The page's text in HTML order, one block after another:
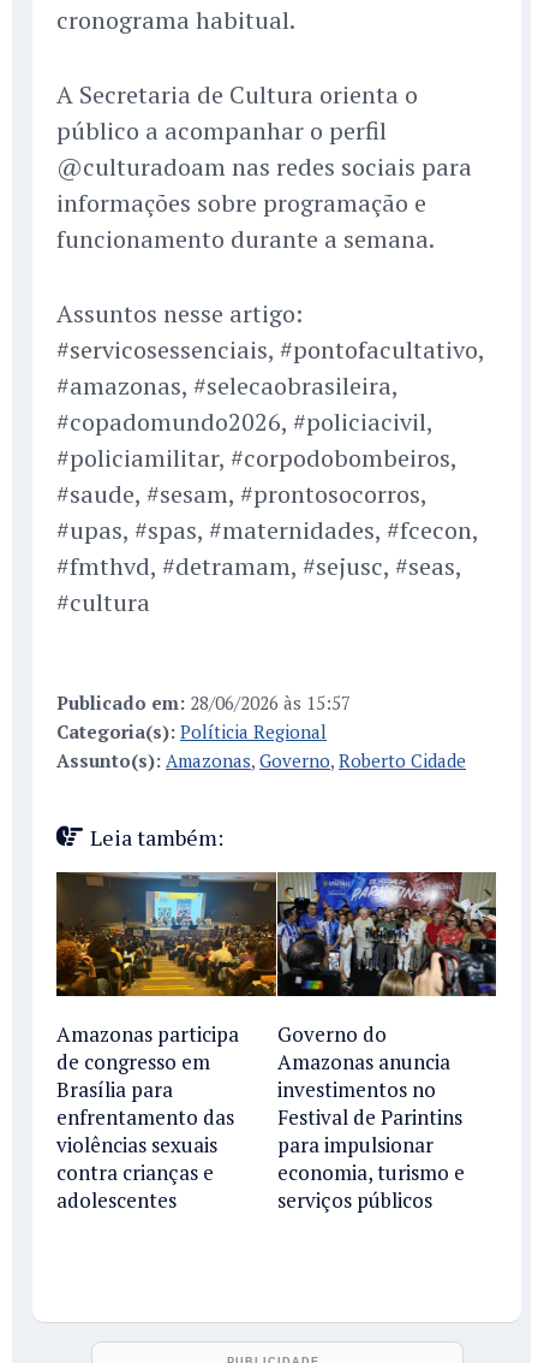
cronograma habitual.
A Secretaria de Cultura orienta o
público a acompanhar o perfil
@culturadoam nas redes sociais para
informações sobre programação e
funcionamento durante a semana.
Assuntos nesse artigo:
#servicosessenciais, #pontofacultativo,
#amazonas, #selecaobrasileira,
#copadomundo2026, #policiacivil,
#policiamilitar, #corpodobombeiros,
#saude, #sesam, #prontosocorros,
#upas, #spas, #maternidades, #fcecon,
#fmthvd, #detramam, #sejusc, #seas,
#cultura
Publicado em: 28/06/2026 às 15:57
Categoria(s): Políticia Regional
Assunto(s): Amazonas, Governo, Roberto Cidade
Leia também:
Amazonas participa
de congresso em
Brasília para
enfrentamento das
violências sexuais
contra crianças e
adolescentes
Governo do
Amazonas anuncia
investimentos no
Festival de Parintins
para impulsionar
economia, turismo e
serviços públicos